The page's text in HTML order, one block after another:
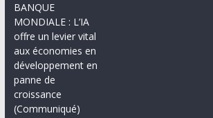
BANQUE
MONDIALE : L’IA
offre un levier vital
aux économies en
développement en
panne de
croissance
(Communiqué)